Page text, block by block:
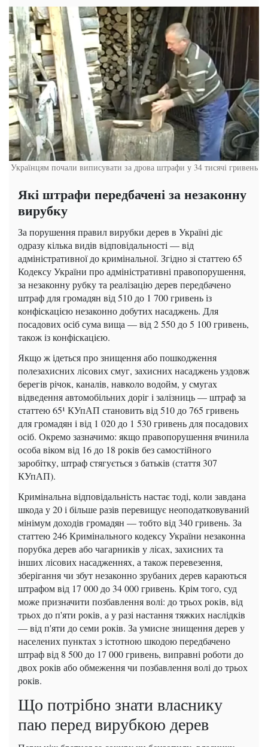
Українцям почали виписувати за дрова штрафи у 34 тисячі гривень
Які штрафи передбачені за незаконну
вирубку
За порушення правил вирубки дерев в Україні діє
одразу кілька видів відповідальності — від
адміністративної до кримінальної. Згідно зі статтею 65
Кодексу України про адміністративні правопорушення,
за незаконну рубку та реалізацію дерев передбачено
штраф для громадян від 510 до 1 700 гривень із
конфіскацією незаконно добутих насаджень. Для
посадових осіб сума вища — від 2 550 до 5 100 гривень,
також із конфіскацією.
Якщо ж ідеться про знищення або пошкодження
полезахисних лісових смуг, захисних насаджень уздовж
берегів річок, каналів, навколо водойм, у смугах
відведення автомобільних доріг і залізниць — штраф за
статтею 65¹ КУпАП становить від 510 до 765 гривень
для громадян і від 1 020 до 1 530 гривень для посадових
осіб. Окремо зазначимо: якщо правопорушення вчинила
особа віком від 16 до 18 років без самостійного
заробітку, штраф стягується з батьків (стаття 307
КУпАП).
Кримінальна відповідальність настає тоді, коли завдана
шкода у 20 і більше разів перевищує неоподатковуваний
мінімум доходів громадян — тобто від 340 гривень. За
статтею 246 Кримінального кодексу України незаконна
порубка дерев або чагарників у лісах, захисних та
інших лісових насадженнях, а також перевезення,
зберігання чи збут незаконно зрубаних дерев караються
штрафом від 17 000 до 34 000 гривень. Крім того, суд
може призначити позбавлення волі: до трьох років, від
трьох до п'яти років, а у разі настання тяжких наслідків
— від п'яти до семи років. За умисне знищення дерев у
населених пунктах з істотною шкодою передбачено
штраф від 8 500 до 17 000 гривень, виправні роботи до
двох років або обмеження чи позбавлення волі до трьох
років.
Що потрібно знати власнику
паю перед вирубкою дерев